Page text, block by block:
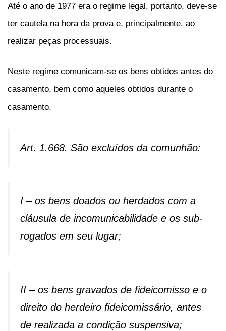
Até o ano de 1977 era o regime legal, portanto, deve-se
ter cautela na hora da prova e, principalmente, ao
realizar peças processuais.
Neste regime comunicam-se os bens obtidos antes do
casamento, bem como aqueles obtidos durante o
casamento.
Art. 1.668. São excluídos da comunhão:
I – os bens doados ou herdados com a
cláusula de incomunicabilidade e os sub-
rogados em seu lugar;
II – os bens gravados de fideicomisso e o
direito do herdeiro fideicomissário, antes
de realizada a condição suspensiva;